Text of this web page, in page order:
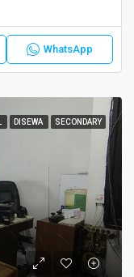
WhatsApp
DISEWA SECONDARY